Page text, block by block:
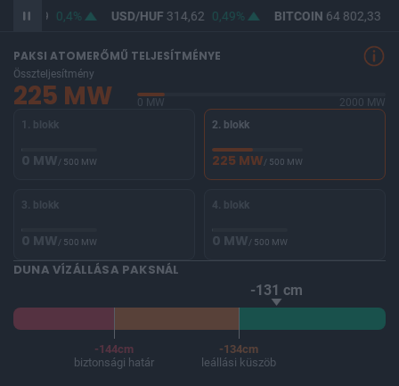
363,19 0,4% USD/HUF314,62 0,49% BITCOIN64 802,33
PAKSI ATOMERŐMŰ TELJESÍTMÉNYE
Összteljesítmény
225 MW 0 MW
2000 MW
1. blokk
0 MW/ 500 MW
2. blokk
225 MW/ 500 MW
3. blokk
0 MW/ 500 MW
4. blokk
0 MW/ 500 MW
DUNA VÍZÁLLÁSA PAKSNÁL
-131 cm
-144cm
biztonsági határ
-134cm
leállási küszöb